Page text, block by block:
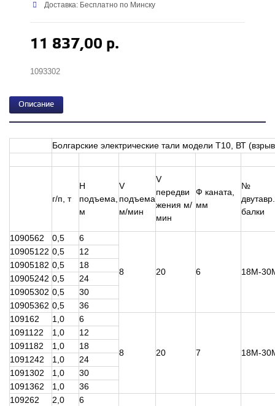
Доставка: Бесплатно по Минску
11 837,00 р.
1093302
Описание
Болгарские электрические тали модели T10, ВТ
г/п, т
H
подъема,
м
V
подъема
м/мин
V
передви
жения м/
мин
Ф каната,
мм
№
двутавр.
балки
1090562 0,5 6
8 20 6 18М-
10905122 0,5
12
10905182 0,5
18
10905242 0,5
24
10905302 0,5
30
10905362 0,5
36
109162
1,0 6
8 20 7 18М-
1091122 1,0
12
1091182
1,0
18
1091242
1,0
24
1091302
1,0
30
1091362
1,0
36
109262
2,0 6